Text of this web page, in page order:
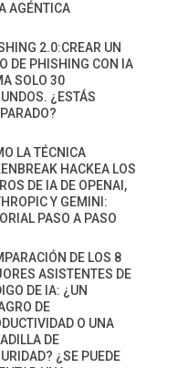
AGÉNTICA
2.0:CREAR UN
DE PHISHING CON IA
SOLO 30
¿ESTÁS
LA TÉCNICA
HACKEA LOS
DE IA DE OPENAI,
Y GEMINI:
PASO A PASO
DE LOS 8
ASISTENTES DE
DE IA: ¿UN
DE
O UNA
DE
¿SE PUEDE